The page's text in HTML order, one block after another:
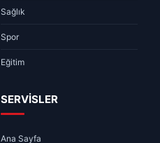
Sağlık
Spor
Eğitim
SERVİSLER
Ana Sayfa